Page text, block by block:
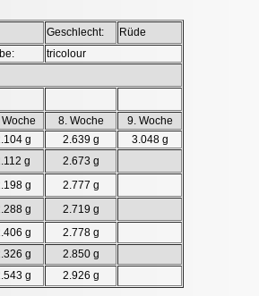
Geschlecht:
Rüde
tricolour
Woche 8. Woche
9. Woche
g 2.639 g
3.048 g
g
2.673 g
g
2.777 g
g
2.719 g
g
2.778 g
g
2.850 g
g 2.926 g